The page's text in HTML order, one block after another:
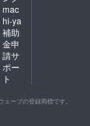
mac
hi-ya
補助
金申
請サ
ポー
ト
ェーブの登録商標です。